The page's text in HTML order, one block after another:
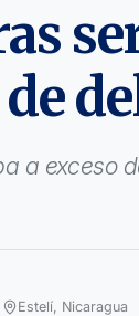
a exceso
Estelí, Nicaragua